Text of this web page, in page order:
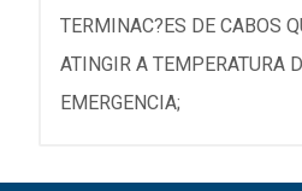
TERMINAC?ES DE CABOS
ATINGIR A TEMPERATURA
EMERGENCIA;